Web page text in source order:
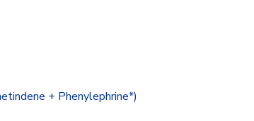
+ Phenylephrine*)